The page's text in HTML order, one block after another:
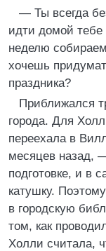
— Ты всегда
идти домой
неделю
хочешь
праздника?
Приближался
города. Для
переехала в
месяцев назад,
подготовке, и в
катушку.
в городскую
том, как
Холли считала,